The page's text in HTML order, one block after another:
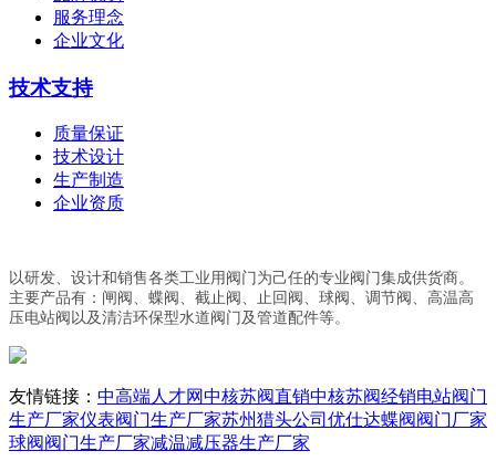
服务理念
企业文化
技术支持
质量保证
技术设计
生产制造
企业资质
以研发、设计和销售各类工业用阀门为己任的专业阀门集成供货商。
主要产品有：闸阀、蝶阀、截止阀、止回阀、球阀、调节阀、高温高
压电站阀以及清洁环保型水道阀门及管道配件等。
友情链接： 中高端人才网中核苏阀直销中核苏阀经销电站阀门
生产厂家仪表阀门生产厂家苏州猎头公司优仕达蝶阀阀门厂家
球阀阀门生产厂家减温减压器生产厂家